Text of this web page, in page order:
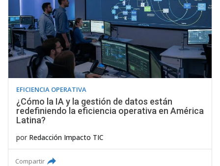
EFICIENCIA OPERATIVA
¿Cómo la IA y la gestión de datos están
redefiniendo la eficiencia operativa en América
Latina?
por Redacción Impacto TIC
Compartir